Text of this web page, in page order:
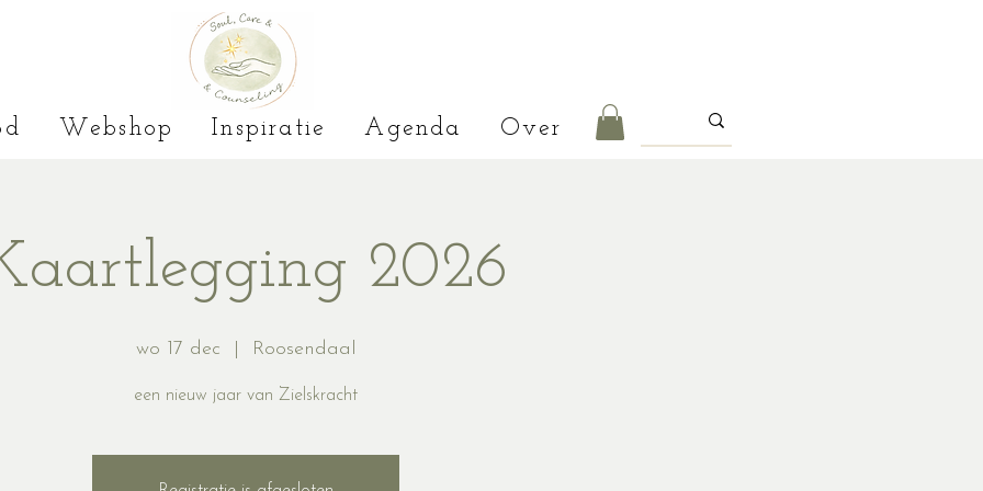
Webshop Inspiratie Agenda Over
2026
wo 17 dec Roosendaal
een nieuw jaar van Zielskracht